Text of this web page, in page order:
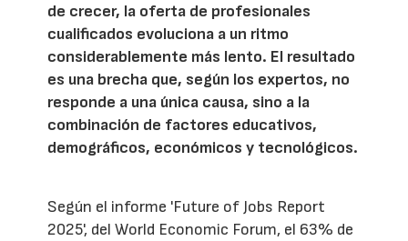
de crecer, la oferta de profesionales
cualificados evoluciona a un ritmo
considerablemente más lento. El resultado
es una brecha que, según los expertos, no
responde a una única causa, sino a la
combinación de factores educativos,
demográficos, económicos y tecnológicos.
Según el informe 'Future of Jobs Report
2025', del World Economic Forum, el 63% de